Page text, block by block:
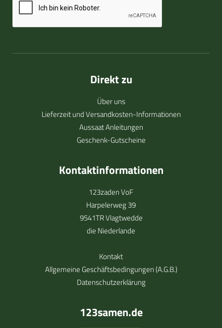
Direkt zu
Über uns
Lieferzeit und Versandkosten-Informationen
Aussaat Anleitungen
Geschenk-Gutscheine
Kontaktinformationen
123zaden VoF
Harpelerweg 39
9541TR Vlagtwedde
die Niederlande
Kontakt
Allgemeine Geschäftsbedingungen (A.G.B.)
Datenschutzerklärung
123samen.de